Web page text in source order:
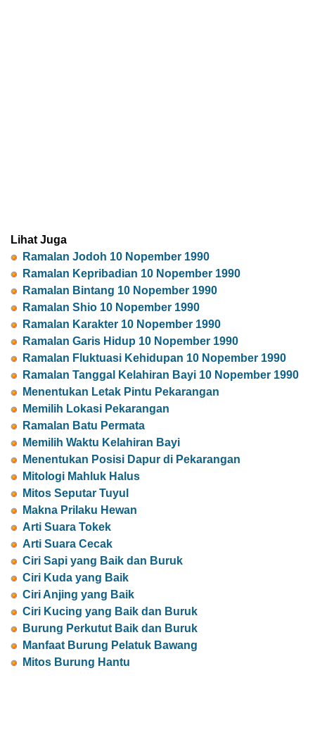
Lihat Juga
Ramalan Jodoh 10 Nopember 1990
Ramalan Kepribadian 10 Nopember 1990
Ramalan Bintang 10 Nopember 1990
Ramalan Shio 10 Nopember 1990
Ramalan Karakter 10 Nopember 1990
Ramalan Garis Hidup 10 Nopember 1990
Ramalan Fluktuasi Kehidupan 10 Nopember 1990
Ramalan Tanggal Kelahiran Bayi 10 Nopember 1990
Menentukan Letak Pintu Pekarangan
Memilih Lokasi Pekarangan
Ramalan Batu Permata
Memilih Waktu Kelahiran Bayi
Menentukan Posisi Dapur di Pekarangan
Mitologi Mahluk Halus
Mitos Seputar Tuyul
Makna Prilaku Hewan
Arti Suara Tokek
Arti Suara Cecak
Ciri Sapi yang Baik dan Buruk
Ciri Kuda yang Baik
Ciri Anjing yang Baik
Ciri Kucing yang Baik dan Buruk
Burung Perkutut Baik dan Buruk
Manfaat Burung Pelatuk Bawang
Mitos Burung Hantu